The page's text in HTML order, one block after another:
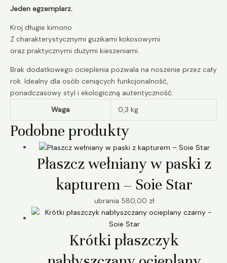
Jeden egzemplarz.
Kroj długie kimono
Z charakterystycznymi guzikami kokosowymi
oraz praktycznymi dużymi kieszeniami.
Brak dodatkowego ocieplenia pozwala na noszenie przez cały
rok. Idealny dla osób ceniących funkcjonalność,
ponadczasowy styl i ekologiczną autentyczność.
Waga
0,3 kg
Podobne produkty
Płaszcz wełniany w paski z
kapturem – Soie Star
ubrania 580,00 zł
Krótki płaszczyk